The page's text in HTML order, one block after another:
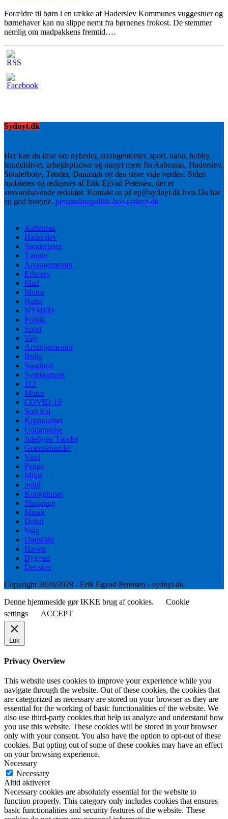
Forældre til børn i en række af Haderslev Kommunes vuggestuer og
børnehaver kan nu slippe nemt fra børnenes frokost. De stemmer
nemlig om madpakkens fremtid….
Sydnyt.dk
Her kan du læse om nyheder, arrangementer, sport, natur, hobby,
handelslivet, arbejdspladser og meget mere fra Aabenraa, Haderslev,
Sønderborg, Tønder, Danmark og den store vide verden. Siden
opdateres og redigeres af Erik Egvad Petersen, der er
ansvarshavende redaktør. Kontakt os på ep@sydnyt.dk hvis Du har
en god historie. persondatapolitik-hos-sydnyt-dk
Aabenraa
Haderslev
Sønderborg
Tønder
Arrangementer
Erhverv
Mad
Motor
Natur
NYHED
Politik
Sport
Vejr
Arrangementer
Bolig
Sundhed
Syddanmark
112
Motor
COVID-19
Sort Sol
Kriminalitet
Uddannelse
Julebyen Tønder
Grænsehandel
Vind
Penge
Miljø
politi
Kongehuset
Shopping
Musik
Debat
Valg
Dødsfald
Haven
Byggeri
Det sker
Copyright 2020/2028 - Erik Egvad Petersen - sydnyt.dk
Denne hjemmeside gør IKKE brug af cookies.
Cookie
settings
ACCEPT
Luk
Privacy Overview
This website uses cookies to improve your experience while you
navigate through the website. Out of these cookies, the cookies that
are categorized as necessary are stored on your browser as they are
essential for the working of basic functionalities of the website. We
also use third-party cookies that help us analyze and understand how
you use this website. These cookies will be stored in your browser
only with your consent. You also have the option to opt-out of these
cookies. But opting out of some of these cookies may have an effect
on your browsing experience.
Necessary
Necessary
Altid aktiveret
Necessary cookies are absolutely essential for the website to
function properly. This category only includes cookies that ensures
basic functionalities and security features of the website. These